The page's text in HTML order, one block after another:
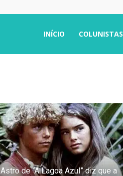
INÍCIO COLUNISTAS
Astro de “A Lagoa Azul” diz que a